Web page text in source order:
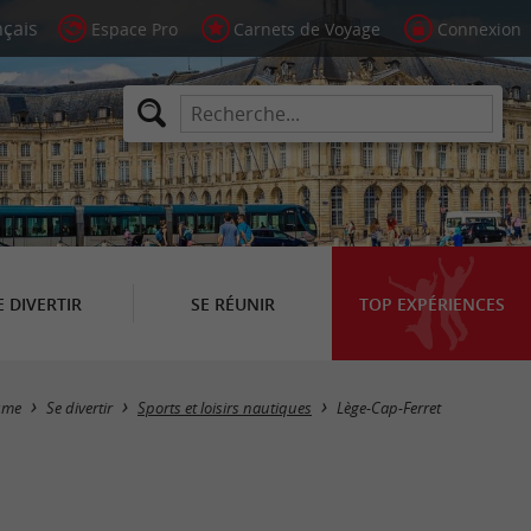
Espace Pro Carnets de Voyage Connexion
DIVERTIR SE RÉUNIR TOP EXPÉRIENCES
Masquer la carte
Se divertir Sports et loisirs nautiques Lège-Cap-Ferret